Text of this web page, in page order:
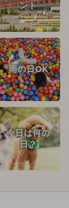
ント
雨の日OK
今日は何の
日？